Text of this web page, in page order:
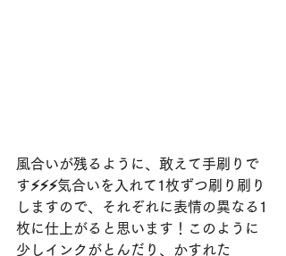
風合いが残るように、敢えて手刷りで
す⚡️⚡️⚡️気合いを入れて1枚ずつ刷り刷り
しますので、それぞれに表情の異なる1
枚に仕上がると思います！このように
少しインクがとんだり、かすれた